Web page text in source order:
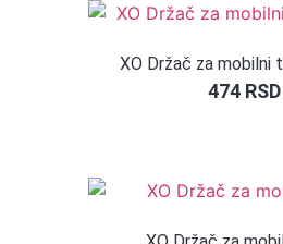
XO Držač za mobilni
474 RSD